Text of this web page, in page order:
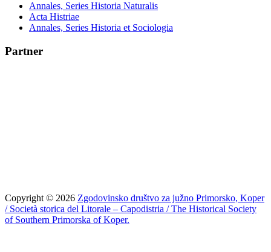
Annales, Series Historia Naturalis
Acta Histriae
Annales, Series Historia et Sociologia
Partner
Copyright © 2026 Zgodovinsko društvo za južno Primorsko, Koper
/ Società storica del Litorale – Capodistria / The Historical Society
of Southern Primorska of Koper.